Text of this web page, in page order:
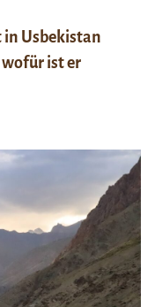
Usbekistan
ist er